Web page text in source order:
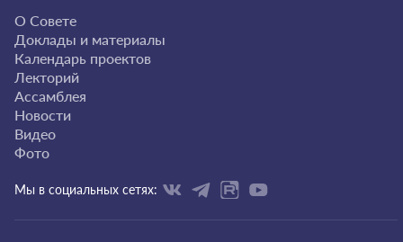
О Совете
Доклады и материалы
Календарь проектов
Лекторий
Ассамблея
Новости
Видео
Фото
Мы в социальных сетях: